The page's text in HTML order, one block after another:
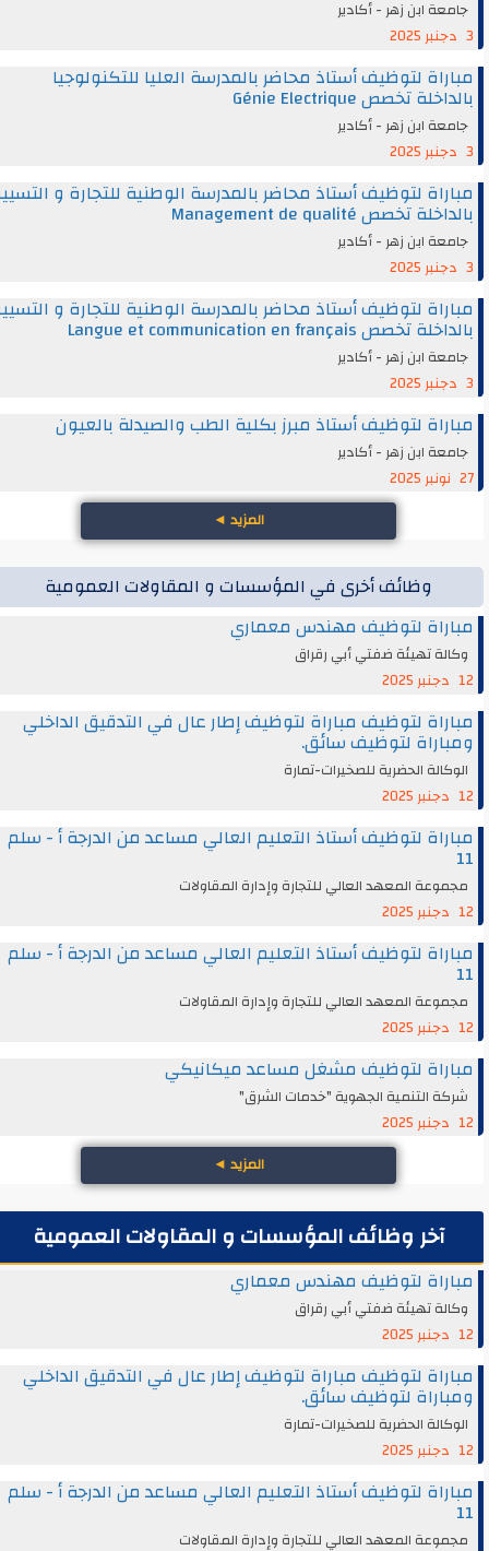
جامعة ابن زهر - أكادير
مباراة لتوظيف أستاذ محاضر بالمدرسة العليا للتكنولوجيا
بالداخلة تخصص Génie Electrique
جامعة ابن زهر - أكادير
مباراة لتوظيف أستاذ محاضر بالمدرسة الوطنية للتجارة و التسيير
بالداخلة تخصص Management de qualité
جامعة ابن زهر - أكادير
مباراة لتوظيف أستاذ محاضر بالمدرسة الوطنية للتجارة و التسيير
بالداخلة تخصص Langue et communication en français
جامعة ابن زهر - أكادير
مباراة لتوظيف أستاذ مبرز بكلية الطب والصيدلة بالعيون
جامعة ابن زهر - أكادير
27 نونبر 2025
المزيد◄
وظائف أخرى في المؤسسات و المقاولات العمومية
مباراة لتوظيف مهندس معماري
وكالة تهيئة ضفتي أبي رقراق
12 دجنبر 2025
مباراة لتوظيف مباراة لتوظيف إطار عال في التدقيق الداخلي
ومباراة لتوظيف سائق.
الوكالة الحضرية للصخيرات-تمارة
12 دجنبر 2025
مباراة لتوظيف أستاذ التعليم العالي مساعد من الدرجة أ - سلم
11
مجموعة المعهد العالي للتجارة وإدارة المقاولات
12 دجنبر 2025
مباراة لتوظيف أستاذ التعليم العالي مساعد من الدرجة أ - سلم
11
مجموعة المعهد العالي للتجارة وإدارة المقاولات
12 دجنبر 2025
مباراة لتوظيف مشغل مساعد ميكانيكي
شركة التنمية الجهوية "خدمات الشرق"
12 دجنبر 2025
المزيد◄
آخر وظائف المؤسسات و المقاولات العمومية
مباراة لتوظيف مهندس معماري
وكالة تهيئة ضفتي أبي رقراق
12 دجنبر 2025
مباراة لتوظيف مباراة لتوظيف إطار عال في التدقيق الداخلي
ومباراة لتوظيف سائق.
الوكالة الحضرية للصخيرات-تمارة
12 دجنبر 2025
مباراة لتوظيف أستاذ التعليم العالي مساعد من الدرجة أ - سلم
11
مجموعة المعهد العالي للتجارة وإدارة المقاولات